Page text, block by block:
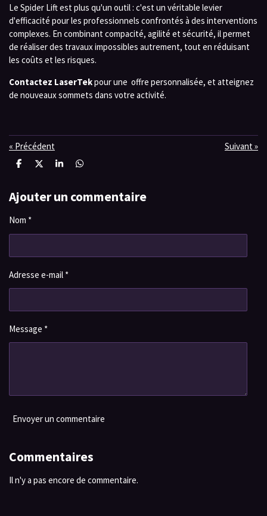
Le Spider Lift est plus qu'un outil : c'est un véritable levier
d'efficacité pour les professionnels confrontés à des interventions
complexes. En combinant compacité, agilité et sécurité, il permet
de réaliser des travaux impossibles autrement, tout en réduisant
les coûts et les risques.
Contactez LaserTekpour une offre personnalisée, et atteignez
de nouveaux sommets dans votre activité.
« Précédent Suivant»
P
t
a
e
P
t
a
P
t
a
P
t
a
Ajouter un commentaire
Nom *
Adresse e-mail *
Message *
Envoyer un commentaire
Commentaires
Il n'y a pas encore de commentaire.